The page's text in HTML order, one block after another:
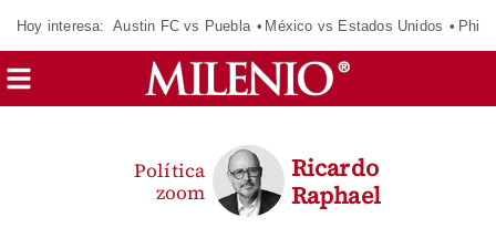
Hoy interesa: Austin FC vs Puebla México vs Estados Unidos
Política
zoom
Ricardo
Raphael